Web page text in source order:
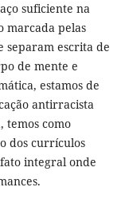
suficiente na
marcada pelas
separam escrita de
de mente e
estamos de
antirracista
temos como
dos currículos
integral onde